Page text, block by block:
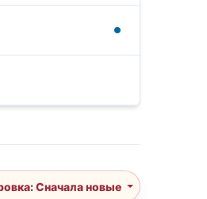
Сортировка: Сначала новые